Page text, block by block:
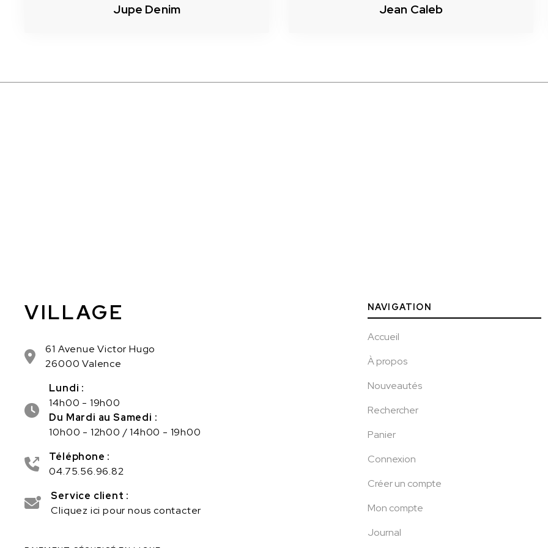
Jupe Denim Jean Caleb
VILLAGE
61 Avenue Victor Hugo
26000 Valence
Lundi :
14h00 - 19h00
Du Mardi au Samedi :
10h00 - 12h00 / 14h00 - 19h00
Téléphone :
04.75.56.96.82
Service client :
Cliquez ici pour nous contacter
NAVIGATION
Accueil
À propos
Nouveautés
Rechercher
Panier
Connexion
Créer un compte
Mon compte
Journal